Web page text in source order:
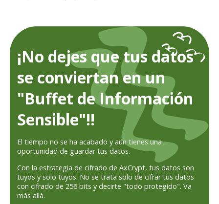
¡No dejes que tus datos
se conviertan en un
"Buffet de Información
Sensible"!!
El tiempo no se ha acabado y aún tienes una
oportunidad de guardar tus datos.
Con la estrategia de cifrado de AxCrypt, tus datos son
tuyos y solo tuyos. No se trata solo de cifrar tus datos
con cifrado de 256 bits y decirte "todo protegido". Va
más allá.